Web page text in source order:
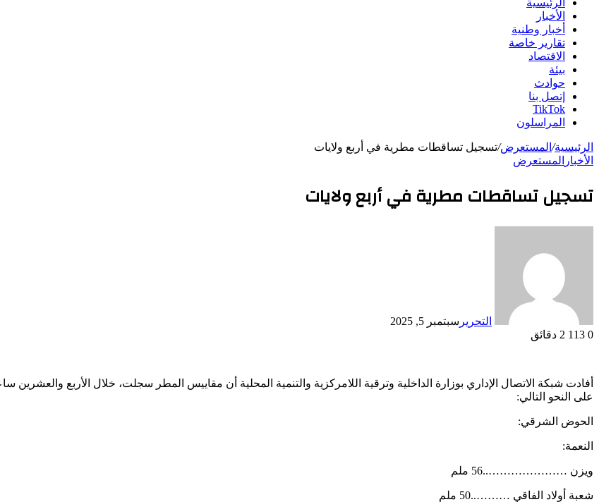
الرئيسية
الأخبار
أخبار وطنية
تقارير خاصة
الاقتصاد
بيئة
حوادث
إتصل بنا
TikTok
المراسلون
الرئيسية/ المستعرض/تسجيل تساقطات مطرية في أربع ولايات
الأخبار المستعرض
تسجيل تساقطات مطرية في أربع ولايات
التحرير سبتمبر 5, 2025
0
2 دقائق
أفادت شبكة الاتصال الإداري بوزارة الداخلية وترقية اللامركزية والتنمية المحلية أن مقاييس المطر سجلت، خلال الأربع
على النحو التالي:
الحوض الشرقي:
النعمة:
ويزن …………………..56 ملم
شعبة أولاد الفاقي ………..50 ملم